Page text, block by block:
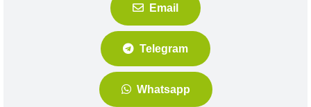
Email
Telegram
Whatsapp